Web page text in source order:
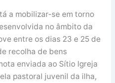
a mobilizar-se em torno
no âmbito da
entre os dias 23 e 25 de
recolha de bens
enviada ao Sítio Igreja
pastoral juvenil da ilha,